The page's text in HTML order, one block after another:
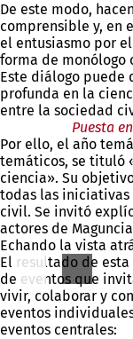
De este modo,
comprensible y, en
el entusiasmo por
forma de monólogo
Este diálogo puede
profunda en la
entre la sociedad
Puesta
Por ello, el año
temáticos, se tituló
ciencia». Su
todas las iniciativas
civil. Se invitó
actores de
Echando la vista
El resultado de
de eventos que
vivir, colaborar y
eventos
eventos centrales: